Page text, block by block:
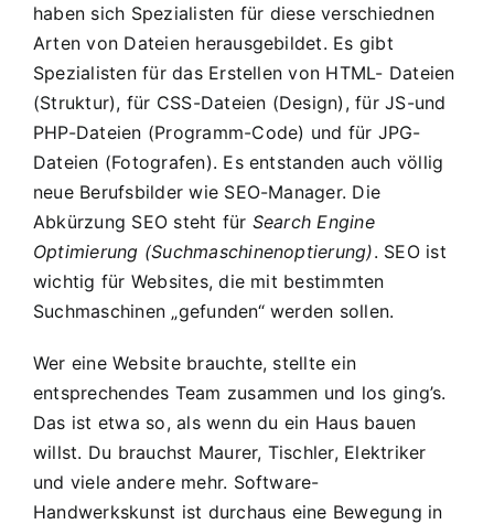
haben sich Spezialisten für diese verschiednen
Arten von Dateien herausgebildet. Es gibt
Spezialisten für das Erstellen von HTML- Dateien
(Struktur), für CSS-Dateien (Design), für JS-und
PHP-Dateien (Programm-Code) und für JPG-
Dateien (Fotografen). Es entstanden auch völlig
neue Berufsbilder wie SEO-Manager. Die
Abkürzung SEO steht für Search Engine
Optimierung (Suchmaschinenoptierung). SEO ist
wichtig für Websites, die mit bestimmten
Suchmaschinen „gefunden“ werden sollen.
Wer eine Website brauchte, stellte ein
entsprechendes Team zusammen und los ging’s.
Das ist etwa so, als wenn du ein Haus bauen
willst. Du brauchst Maurer, Tischler, Elektriker
und viele andere mehr. Software-
Handwerkskunst ist durchaus eine Bewegung in